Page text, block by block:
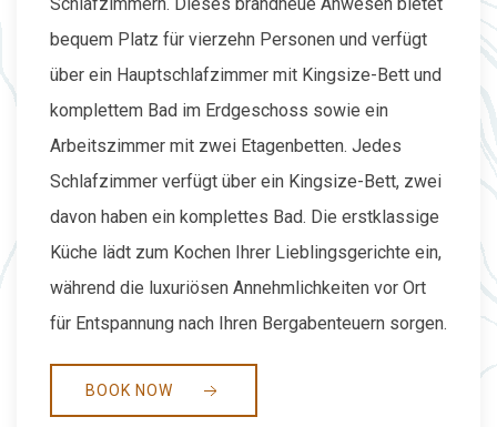
bequem Platz für vierzehn Personen und verfügt
über ein Hauptschlafzimmer mit Kingsize-Bett und
komplettem Bad im Erdgeschoss sowie ein
Arbeitszimmer mit zwei Etagenbetten. Jedes
Schlafzimmer verfügt über ein Kingsize-Bett, zwei
davon haben ein komplettes Bad. Die erstklassige
Küche lädt zum Kochen Ihrer Lieblingsgerichte ein,
während die luxuriösen Annehmlichkeiten vor Ort
für Entspannung nach Ihren Bergabenteuern sorgen.
BOOK NOW